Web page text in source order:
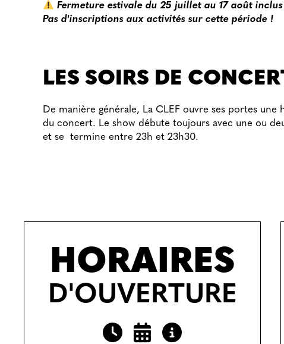
Fermeture estivale du 25 juillet au 17 août inclus
Pas d'inscriptions aux activités sur cette période !
LES SOIRS DE
De manière générale, La CLEF ouvre ses portes une
du concert. Le show débute toujours avec une ou
et se termine entre 23h et 23h30.
HORAIRES
D'OUVERTURE